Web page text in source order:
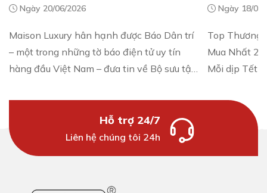
Ngày 20/06/2026
Maison Luxury hân hạnh được Báo Dân trí
– một trong những tờ báo điện tử uy tín
hàng đầu Việt Nam – đưa tin về Bộ sưu tập
cho nỗ lực không ngừng của chúng tôi...
Ngày 18/07/
Top Thương
Mua Nhất
Mỗi dịp Tết
hàng loạt
Hỗ trợ 24/7
Liên hệ chúng tôi 24h